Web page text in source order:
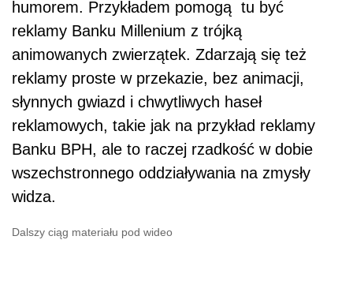
humorem. Przykładem pomogą tu być
reklamy Banku Millenium z trójką
animowanych zwierzątek. Zdarzają się też
reklamy proste w przekazie, bez animacji,
słynnych gwiazd i chwytliwych haseł
reklamowych, takie jak na przykład reklamy
Banku BPH, ale to raczej rzadkość w dobie
wszechstronnego oddziaływania na zmysły
widza.
Dalszy ciąg materiału pod wideo